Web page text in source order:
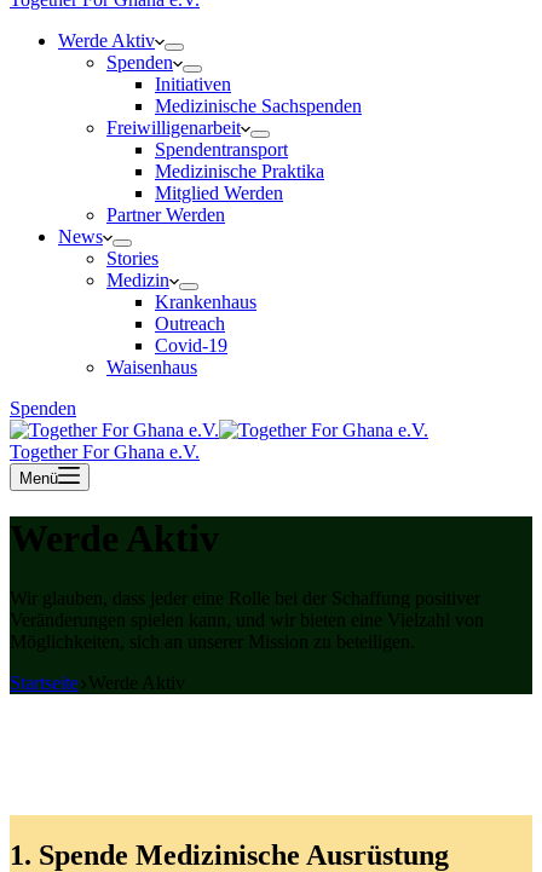
Werde Aktiv
Spenden
Initiativen
Medizinische Sachspenden
Freiwilligenarbeit
Spendentransport
Medizinische Praktika
Mitglied Werden
Partner Werden
News
Stories
Medizin
Krankenhaus
Outreach
Covid-19
Waisenhaus
Spenden
Together For Ghana e.V.
Menü
Werde Aktiv
Wir glauben, dass jeder eine Rolle bei der Schaffung positiver
Veränderungen spielen kann, und wir bieten eine Vielzahl von
Möglichkeiten, sich an unserer Mission zu beteiligen.
Startseite Werde Aktiv
1. Spende Medizinische Ausrüstung